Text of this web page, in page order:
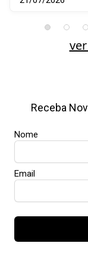
Receba
Nome
Email